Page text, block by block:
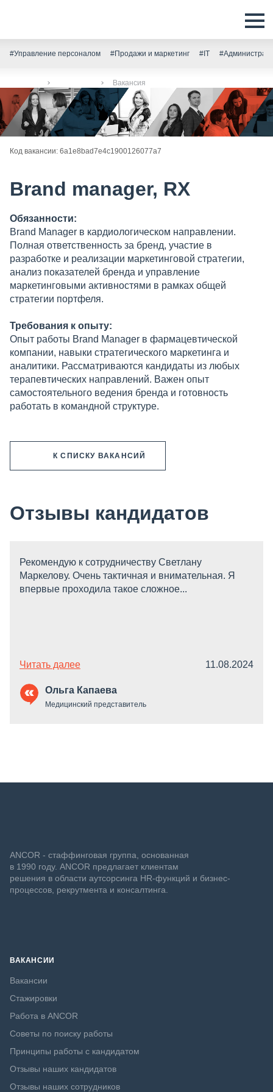
#Управление персоналом #Продажи и маркетинг #IT
Вакансия
Код вакансии: 6a1e8bad7e4c1900126077a7
Brand manager, RX
Обязанности:
Brand Manager в кардиологическом направлении.
Полная ответственность за бренд, участие в
разработке и реализации маркетинговой стратегии,
анализ показателей бренда и управление
маркетинговыми активностями в рамках общей
стратегии портфеля.
Требования к опыту:
Опыт работы Brand Manager в фармацевтической
компании, навыки стратегического маркетинга и
аналитики. Рассматриваются кандидаты из любых
терапевтических направлений. Важен опыт
самостоятельного ведения бренда и готовность
работать в командной структуре.
К СПИСКУ ВАКАНСИЙ
Отзывы кандидатов
Рекомендую к сотрудничеству Светлану
Маркелову. Очень тактичная и внимательная. Я
впервые проходила такое сложное...
Читать далее 11.08.2024
Ольга Капаева
Медицинский представитель
ANCOR - стаффинговая группа, основанная
в 1990 году. ANCOR предлагает клиентам
решения в области аутсорсинга HR-функций и бизнес-
процессов, рекрутмента и консалтинга.
ВАКАНСИИ
Вакансии
Стажировки
Работа в ANCOR
Советы по поиску работы
Принципы работы с кандидатом
Отзывы наших кандидатов
Отзывы наших сотрудников